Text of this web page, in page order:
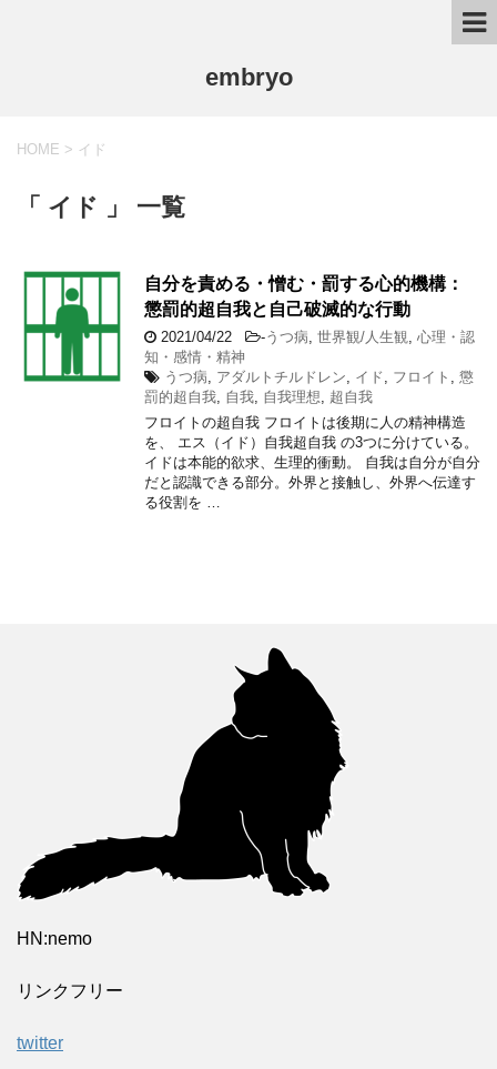
embryo
HOME > イド
「 イド 」 一覧
自分を責める・憎む・罰する心的機構：
懲罰的超自我と自己破滅的な行動
2021/04/22 -うつ病 世界観/人生観
心理・認
知・感情・精神
うつ病
アダルトチルドレン イド フロイト
懲
罰的超自我 自我 自我理想
超自我
フロイトの超自我 フロイトは後期に人の精神構造
を、 エス（イド）自我超自我 の3つに分けている。
イドは本能的欲求、生理的衝動。 自我は自分が自分
だと認識できる部分。外界と接触し、外界へ伝達す
る役割を …
HN:nemo
リンクフリー
twitter